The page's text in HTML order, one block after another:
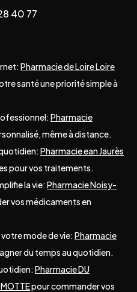
40 77
Pharmacie de Loire Loire
santé une priorité simple à
Pharmacie
même à distance.
Pharmacie ean Jaurès
pour vos traitements.
la vie: Pharmacie Noisy-
vos médicaments en
mode de vie: Pharmacie
du temps au quotidien.
Pharmacie DU
pour commander vos